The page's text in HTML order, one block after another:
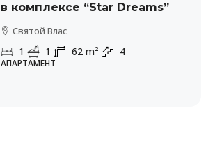
в комплексе “Star Dreams”
Святой Влас
1 1 62 m² 4
АПАРТАМЕНТ